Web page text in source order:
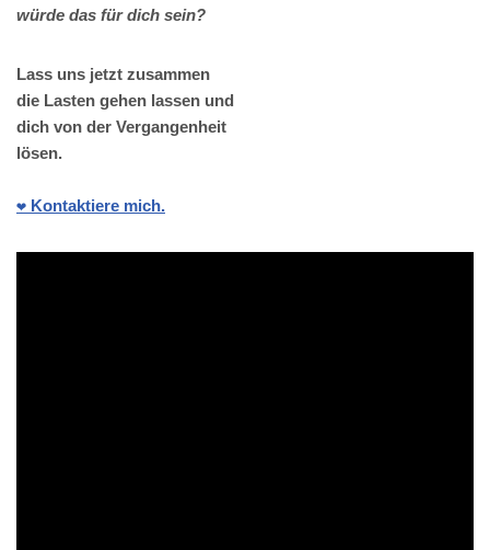
würde das für dich sein?
Lass uns jetzt zusammen
die Lasten gehen lassen und
dich von der Vergangenheit
lösen.
❤️ Kontaktiere mich.